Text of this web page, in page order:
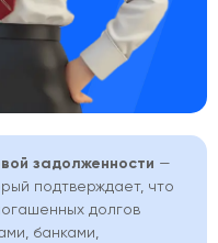
задолженности —
подтверждает, что
долгов
банками,